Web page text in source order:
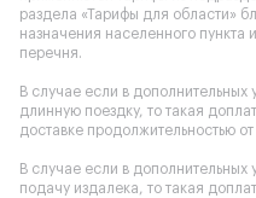
раздела «Тарифы для области»
назначения населенного пункта
перечня.
В случае если в дополнительных
длинную поездку, то такая
доставке продолжительностью от
В случае если в дополнительных
подачу издалека, то такая